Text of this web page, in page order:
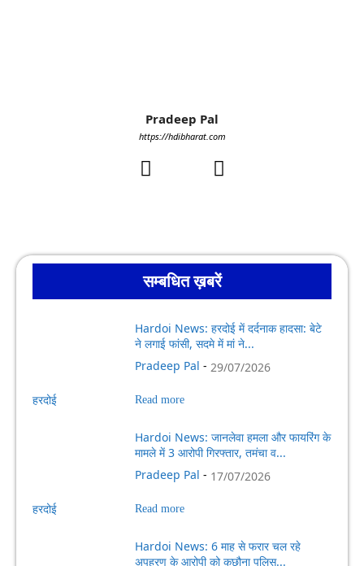
Pradeep Pal
https://hdibharat.com
सम्बधित ख़बरें
हरदोई
Hardoi News: हरदोई में दर्दनाक हादसा: बेटे
ने लगाई फांसी, सदमे में मां ने...
Pradeep Pal - 29/07/2026
Read more
हरदोई
Hardoi News: जानलेवा हमला और फायरिंग के
मामले में 3 आरोपी गिरफ्तार, तमंचा व...
Pradeep Pal - 17/07/2026
Read more
Hardoi News: 6 माह से फरार चल रहे
अपहरण के आरोपी को कछौना पुलिस...